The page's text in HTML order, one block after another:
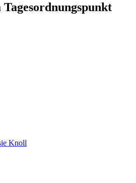
Tagesordnungspunkt
Knoll